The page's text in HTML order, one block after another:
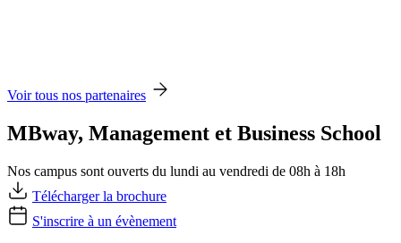
Voir tous nos partenaires
MBway, Management et Business School
Nos campus sont ouverts du lundi au vendredi de 08h à 18h
Télécharger la brochure
S'inscrire à un évènement